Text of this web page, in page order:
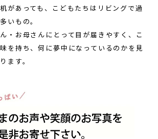
があっても、こどもたちはリビングで過
いもの。
・お母さんにとって目が届きやすく、こ
を持ち、何に夢中になっているのかを見
ます。